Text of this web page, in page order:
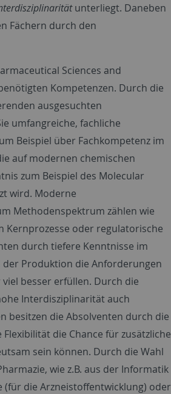
unterliegt. Daneben
Fächern durch den
Sciences and
Kompetenzen. Durch die
ausgesuchten
umfangreiche, fachliche
Beispiel über Fachkompetenz im
auf modernen chemischen
zum Beispiel des Molecular
wird. Moderne
Methodenspektrum zählen wie
Kernprozesse oder regulatorische
durch tiefere Kenntnisse im
Produktion die Anforderungen
besser erfüllen. Durch die
Interdisziplinarität auch
besitzen die Absolventen durch die
die Chance für zusätzliche
sein können. Durch die Wahl
wie z.B. aus der Informatik
die Arzneistoffentwicklung) oder